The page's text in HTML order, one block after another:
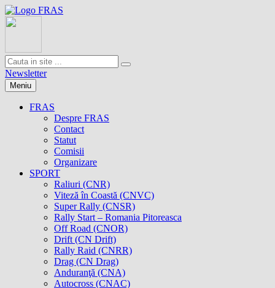
Newsletter
Meniu
FRAS
Despre FRAS
Contact
Statut
Comisii
Organizare
SPORT
Raliuri (CNR)
Viteză în Coastă (CNVC)
Super Rally (CNSR)
Rally Start – Romania Pitoreasca
Off Road (CNOR)
Drift (CN Drift)
Rally Raid (CNRR)
Drag (CN Drag)
Anduranţă (CNA)
Autocross (CNAC)